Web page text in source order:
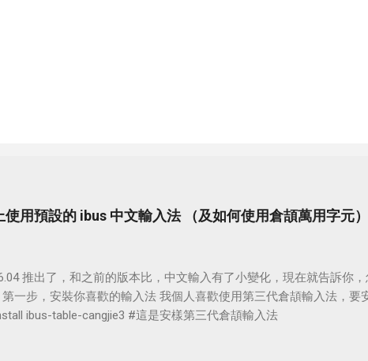
用預設的 ibus 中文輸入法 （及如何使用倉頡萬用字元）
推出了，和之前的版本比，中文輸入有了小變化，現在就告訴你
一步，安裝你喜歡的輸入法 我個人喜歡使用第三代倉頡輸入法，要
ibus-table-cangjie3 #這是安樣第三代倉頡輸入法